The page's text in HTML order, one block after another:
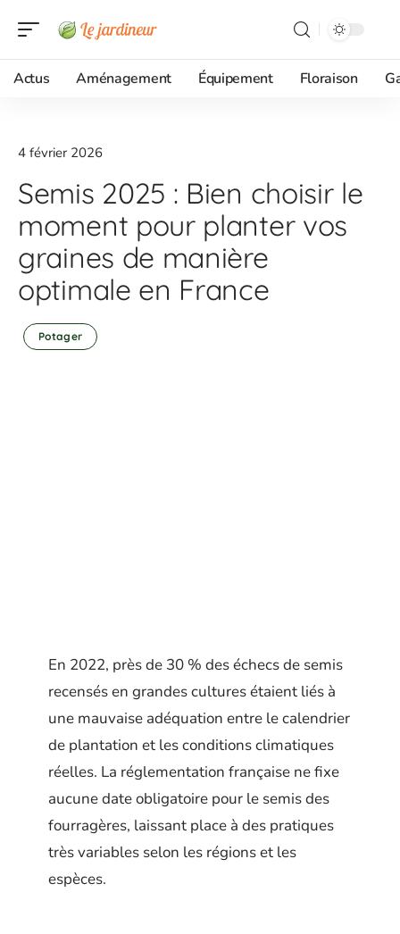
Actus Aménagement Équipement Floraison
4 février 2026
Semis 2025 : Bien choisir le
moment pour planter vos
graines de manière
optimale en France
Potager
En 2022, près de 30 % des échecs de semis
recensés en grandes cultures étaient liés à
une mauvaise adéquation entre le calendrier
de plantation et les conditions climatiques
réelles. La réglementation française ne fixe
aucune date obligatoire pour le semis des
fourragères, laissant place à des pratiques
très variables selon les régions et les
espèces.